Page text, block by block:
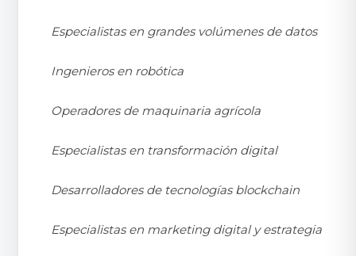
Especialistas en grandes volúmenes de datos
Ingenieros en robótica
Operadores de maquinaria agrícola
Especialistas en transformación digital
Desarrolladores de tecnologías blockchain
Especialistas en marketing digital y estrategia